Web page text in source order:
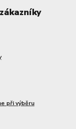
při výběru